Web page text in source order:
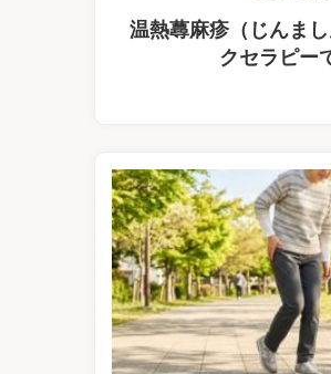
温熱蕁麻疹（じんま
クセラピー